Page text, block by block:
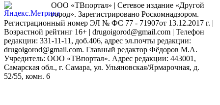
ООО «ТВпортал» | Сетевое издание «Другой
город». Зарегистрировано Роскомнадзором.
Регистрационный номер ЭЛ № ФС 77 - 71907от 13.12.2017 г. |
Возрастной рейтинг 16+ | drugoigorod@gmail.com | Телефон
редакции: 331-11-11, доб.406, адрес эл.почты редакции:
drugoigorod@gmail.com. Главный редактор Фёдоров М.А.
Учредитель: ООО «ТВпортал». Адрес редакции: 443001,
Самарская обл., г. Самара, ул. Ульяновская/Ярмарочная, д.
52/55, комн. 6